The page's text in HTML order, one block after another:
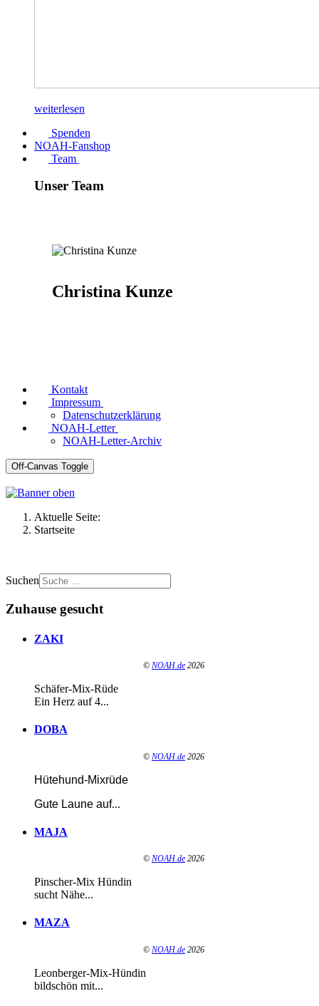
weiterlesen
Spenden
NOAH-Fanshop
Team
Unser Team
Christina Kunze
Kontakt
Impressum
Datenschutzerklärung
NOAH-Letter
NOAH-Letter-Archiv
Off-Canvas Toggle
Aktuelle Seite:
Startseite
Suchen
Zuhause gesucht
ZAKI
© NOAH.de 2026
Schäfer-Mix-Rüde
Ein Herz auf 4...
DOBA
© NOAH.de 2026
Hütehund-Mixrüde
Gute Laune auf...
MAJA
© NOAH.de 2026
Pinscher-Mix Hündin
sucht Nähe...
MAZA
© NOAH.de 2026
Leonberger-Mix-Hündin
bildschön mit...